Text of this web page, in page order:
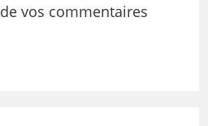
vos commentaires